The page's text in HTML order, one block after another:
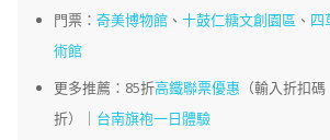
門票： 奇美博物館、 十鼓仁糖文創園區 、 四
術館
更多推薦：85折高鐵聯票優惠 （輸入折扣碼
折）｜ 台南旗袍一日體驗